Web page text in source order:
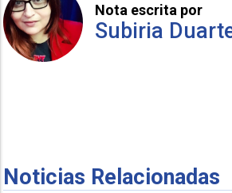
Nota escrita por
Subiria
Noticias Relacionadas